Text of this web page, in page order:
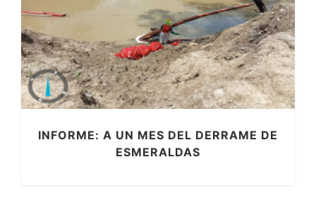
INFORME: A UN MES DEL DERRAME DE
ESMERALDAS